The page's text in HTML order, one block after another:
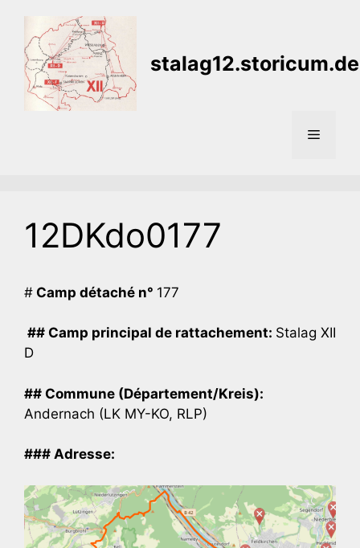
contenu
stalag12.storicum.de
Menu
12DKdo0177
# Camp détaché n° 177
## Camp principal de rattachement: Stalag XII
D
## Commune (Département/Kreis):
Andernach (LK MY-KO, RLP)
### Adresse: